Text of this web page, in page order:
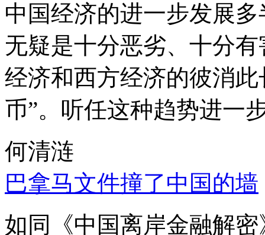
中国经济的进一步发展
无疑是十分恶劣、十分
经济和西方经济的彼消
币”。听任这种趋势进一
何清涟
巴拿马文件撞了中国的墙
如同《中国离岸金融解